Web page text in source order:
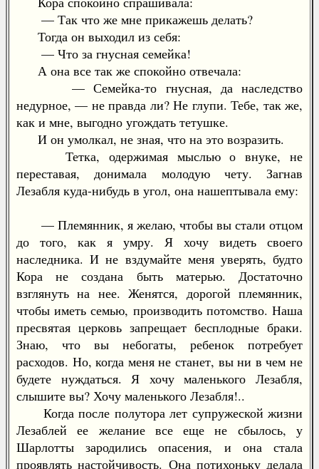
— Так что же мне прикажешь делать?
Тогда он выходил из себя:
— Что за гнусная семейка!
А она все так же спокойно отвечала:
— Семейка-то гнусная, да наследство
недурное, — не правда ли? Не глупи. Тебе, так же,
как и мне, выгодно угождать тетушке.
И он умолкал, не зная, что на это возразить.
Тетка, одержимая мыслью о внуке, не
переставая, донимала молодую чету. Загнав
Лезабля куда-нибудь в угол, она нашептывала ему:
— Племянник, я желаю, чтобы вы стали отцом
до того, как я умру. Я хочу видеть своего
наследника. И не вздумайте меня уверять, будто
Кора не создана быть матерью. Достаточно
взглянуть на нее. Женятся, дорогой племянник,
чтобы иметь семью, производить потомство. Наша
пресвятая церковь запрещает бесплодные браки.
Знаю, что вы небогаты, ребенок потребует
расходов. Но, когда меня не станет, вы ни в чем не
будете нуждаться. Я хочу маленького Лезабля,
слышите вы? Хочу маленького Лезабля!..
Когда после полутора лет супружеской жизни
Лезаблей ее желание все еще не сбылось, у
Шарлотты зародились опасения, и она стала
проявлять настойчивость. Она потихоньку делала